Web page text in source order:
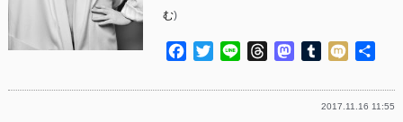
む)
Facebook
TwitterLine ThreadsMastodon
Tumblr
Mixi
2017.11.16 11:55